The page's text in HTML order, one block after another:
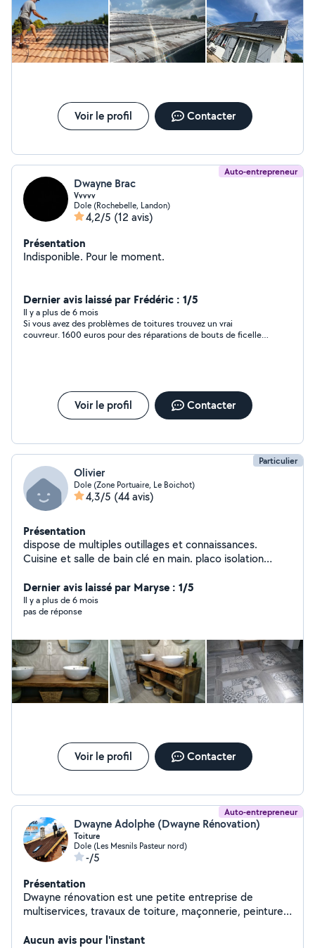
Voir le profil Contacter
Auto-entrepreneur
Dwayne Brac
Vvvvv
Dole (Rochebelle, Landon)
4,2/5 (12 avis)
Présentation
Indisponible. Pour le moment.
Dernier avis laissé par Frédéric : 1/5
Il y a plus de 6 mois
Si vous avez des problèmes de toitures trouvez un vrai
couvreur. 1600 euros pour des réparations de bouts de ficelles.
des problèmes de toitures. La personne est toutefois plutôt
sympathique.Voir le profil Contacter
Particulier
Olivier
Dole (Zone Portuaire, Le Boichot)
4,3/5 (44 avis)
Présentation
dispose de multiples outillages et connaissances.
Cuisine et salle de bain clé en main. placo isolation
cuisine et menuiserie ferronnerie arc et mig maçonnerie
plomberie électricité entretien espaces
verts...dépannage en tous genres..à faible coût..
désactivé et décoratif suivant volume. élagage taille
d'arbres. abattage....curage et débouchage
canalisations.... me contacter si un doute ou un conseil.
possibilté de location de quelques matériels.
Dernier avis laissé par Maryse : 1/5
Il y a plus de 6 mois
pas de réponse
Voir le profil Contacter
Auto-entrepreneur
Dwayne Adolphe (Dwayne Rénovation)
Toiture
Dole (Les Mesnils Pasteur nord)
-/5
Présentation
Dwayne rénovation est une petite entreprise de
multiservices, travaux de toiture, maçonnerie, peinture
Aucun avis pour l'instant